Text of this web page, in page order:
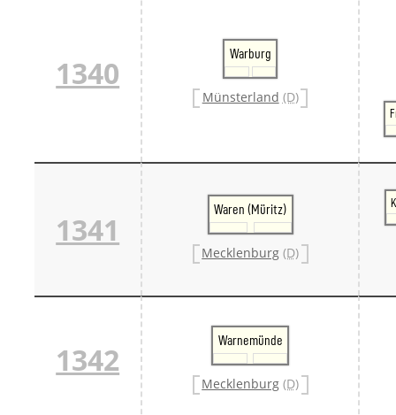
1340
Warburg
Münsterland (D)
1341
Waren (Müritz)
Mecklenburg (D)
1342
Warnemünde
Mecklenburg (D)